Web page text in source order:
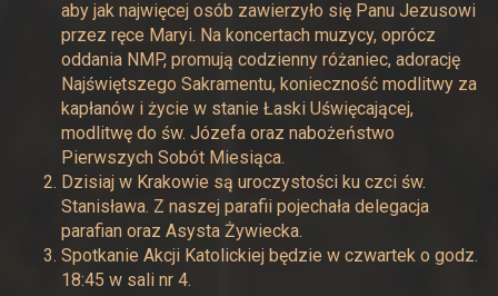
aby jak najwięcej osób zawierzyło się Panu Jezusowi
przez ręce Maryi. Na koncertach muzycy, oprócz
oddania NMP, promują codzienny różaniec, adorację
Najświętszego Sakramentu, konieczność modlitwy za
kapłanów i życie w stanie Łaski Uświęcającej,
modlitwę do św. Józefa oraz nabożeństwo
Pierwszych Sobót Miesiąca.
Dzisiaj w Krakowie są uroczystości ku czci św.
Stanisława. Z naszej parafii pojechała delegacja
parafian oraz Asysta Żywiecka.
Spotkanie Akcji Katolickiej będzie w czwartek o godz.
18:45 w sali nr 4.